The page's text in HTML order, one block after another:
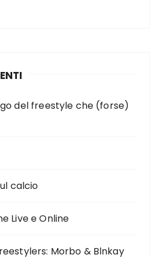
del freestyle che (forse)
calcio
Live e Online
Morbo & Blnkay